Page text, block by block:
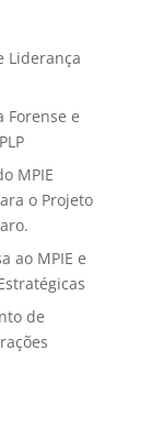
Liderança
Forense e
MPIE
o Projeto
ao MPIE e
de